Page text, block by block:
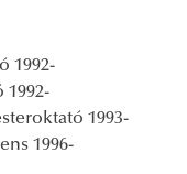
1992-
1992-
1993-
1996-